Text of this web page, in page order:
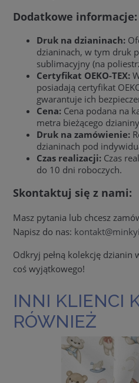
Dodatkowe informacje:
Druk na dzianinach:
dzianinach, w tym druk
sublimacyjny (na
Certyfikat OEKO-TEX:
posiadają certyfikat
gwarantuje ich
Cena: Cena podana na
metra bieżącego
Druk na zamówienie:
dzianinach pod
Czas realizacji: Czas
do 10 dni roboczych.
Skontaktuj się z nami:
Masz pytania lub chcesz
Napisz do nas:
Odkryj pełną kolekcję
coś wyjątkowego!
INNI KLIENCI
RÓWNIEŻ